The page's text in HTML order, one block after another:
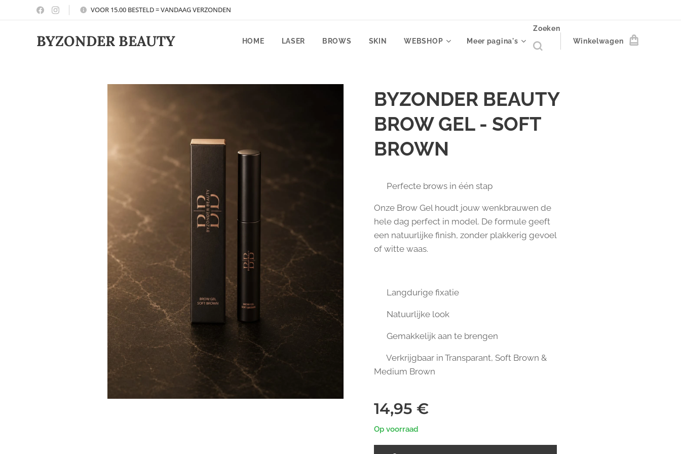
VOOR 15.00 BESTELD = VANDAAG VERZONDEN
BYZONDER BEAUTY HOME LASER BROWS SKIN WEBSHOP Meer pagina's
Zoeken
Winkelwagen
BYZONDER BEAUTY
BROW GEL - SOFT
BROWN
✨ Perfecte brows in één stap ✨
Onze Brow Gel houdt jouw wenkbrauwen de
hele dag perfect in model. De formule geeft
een natuurlijke finish, zonder plakkerig gevoel
of witte waas.
✔️ Langdurige fixatie
✔️ Natuurlijke look
✔️ Gemakkelijk aan te brengen
✔️ Verkrijgbaar in Transparant, Soft Brown &
Medium Brown
14,95 €
Op voorraad